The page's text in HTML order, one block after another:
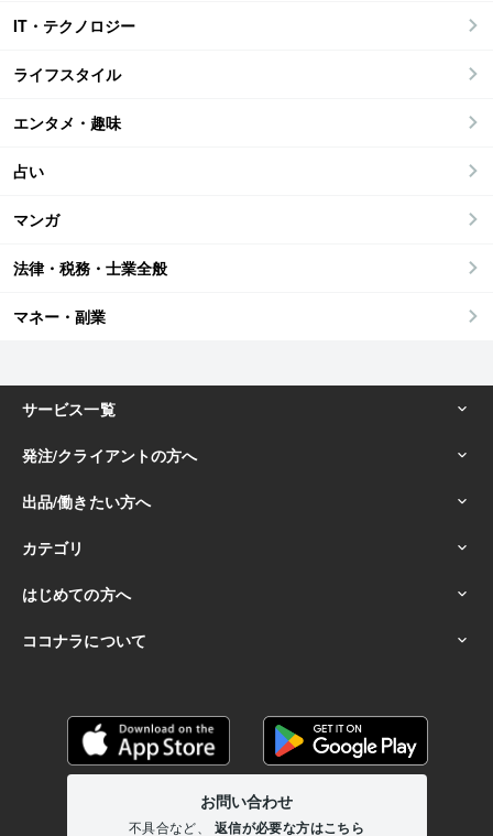
IT・テクノロジー
ライフスタイル
エンタメ・趣味
占い
マンガ
法律・税務・士業全般
マネー・副業